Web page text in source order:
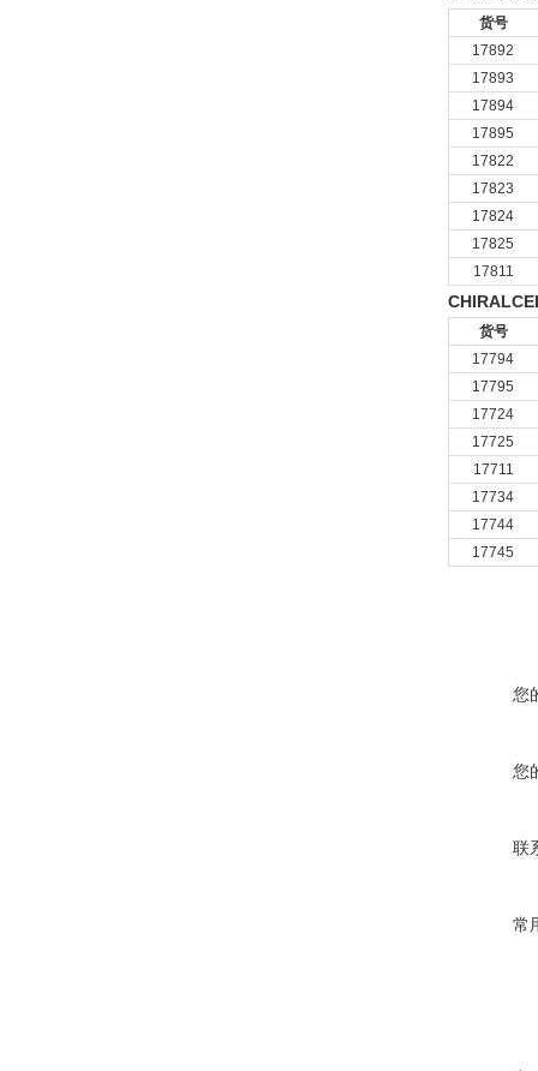
货号
17892
17893
17894
17895
17822
17823
17824
17825
17811
货号
17794
17795
17724
17725
17711
17734
17744
17745
您
您
联
常